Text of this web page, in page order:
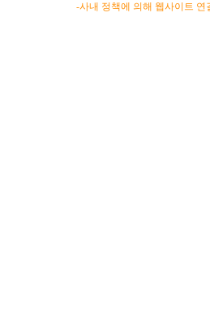
-사내 정책에 의해 웹사이트